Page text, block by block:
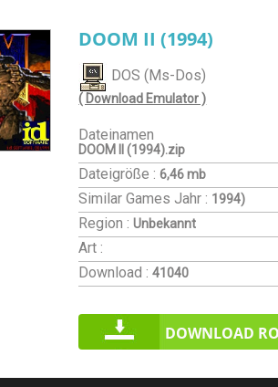
DOOM II (1994)
DOS (Ms-Dos)
( Download Emulator )
Dateinamen
DOOM II (1994).zip
Dateigröße : 6,46 mb
Similar GamesJahr : 1994)
Region : Unbekannt
Art :
Download : 41040
DOWNLOAD